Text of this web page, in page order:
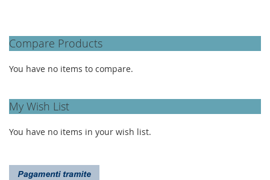
LIST
LIST
Compare Products
You have no items to compare.
My Wish List
You have no items in your wish list.